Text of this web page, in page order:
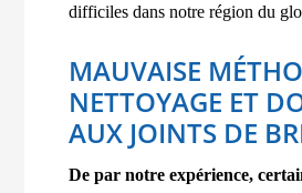
difficiles dans notre région du
MAUVAISE
NETTOYAGE ET
AUX JOINTS DE
De par notre expérience,